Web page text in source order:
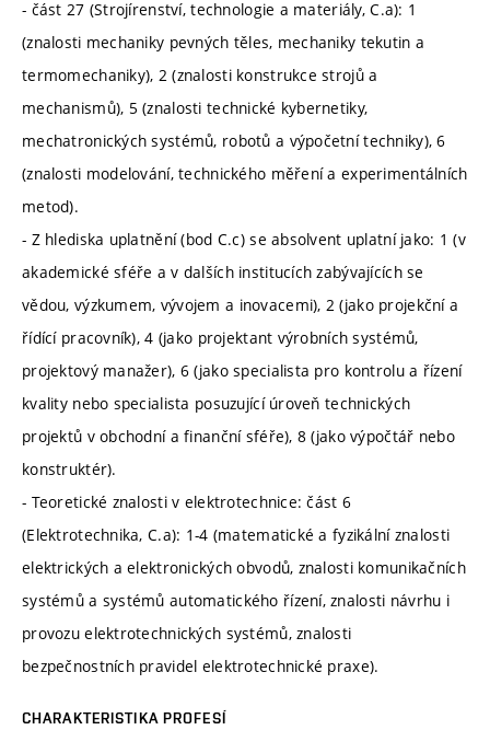
- část 27 (Strojírenství, technologie a materiály, C.a): 1
(znalosti mechaniky pevných těles, mechaniky tekutin a
termomechaniky), 2 (znalosti konstrukce strojů a
mechanismů), 5 (znalosti technické kybernetiky,
mechatronických systémů, robotů a výpočetní techniky), 6
(znalosti modelování, technického měření a experimentálních
metod).
- Z hlediska uplatnění (bod C.c) se absolvent uplatní jako: 1 (v
akademické sféře a v dalších institucích zabývajících se
vědou, výzkumem, vývojem a inovacemi), 2 (jako projekční a
řídící pracovník), 4 (jako projektant výrobních systémů,
projektový manažer), 6 (jako specialista pro kontrolu a řízení
kvality nebo specialista posuzující úroveň technických
projektů v obchodní a finanční sféře), 8 (jako výpočtář nebo
konstruktér).
- Teoretické znalosti v elektrotechnice: část 6
(Elektrotechnika, C.a): 1-4 (matematické a fyzikální znalosti
elektrických a elektronických obvodů, znalosti komunikačních
systémů a systémů automatického řízení, znalosti návrhu i
provozu elektrotechnických systémů, znalosti
bezpečnostních pravidel elektrotechnické praxe).
CHARAKTERISTIKA PROFESÍ